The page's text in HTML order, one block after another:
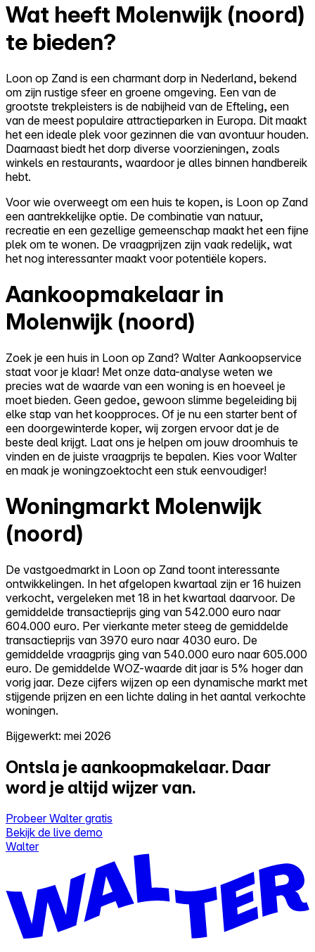
Wat heeft Molenwijk (noord)
te bieden?
Loon op Zand is een charmant dorp in Nederland, bekend
om zijn rustige sfeer en groene omgeving. Een van de
grootste trekpleisters is de nabijheid van de Efteling, een
van de meest populaire attractieparken in Europa. Dit maakt
het een ideale plek voor gezinnen die van avontuur houden.
Daarnaast biedt het dorp diverse voorzieningen, zoals
winkels en restaurants, waardoor je alles binnen handbereik
hebt.
Voor wie overweegt om een huis te kopen, is Loon op Zand
een aantrekkelijke optie. De combinatie van natuur,
recreatie en een gezellige gemeenschap maakt het een fijne
plek om te wonen. De vraagprijzen zijn vaak redelijk, wat
het nog interessanter maakt voor potentiële kopers.
Aankoopmakelaar in
Molenwijk (noord)
Zoek je een huis in Loon op Zand? Walter Aankoopservice
staat voor je klaar! Met onze data-analyse weten we
precies wat de waarde van een woning is en hoeveel je
moet bieden. Geen gedoe, gewoon slimme begeleiding bij
elke stap van het koopproces. Of je nu een starter bent of
een doorgewinterde koper, wij zorgen ervoor dat je de
beste deal krijgt. Laat ons je helpen om jouw droomhuis te
vinden en de juiste vraagprijs te bepalen. Kies voor Walter
en maak je woningzoektocht een stuk eenvoudiger!
Woningmarkt Molenwijk
(noord)
De vastgoedmarkt in Loon op Zand toont interessante
ontwikkelingen. In het afgelopen kwartaal zijn er 16 huizen
verkocht, vergeleken met 18 in het kwartaal daarvoor. De
gemiddelde transactieprijs ging van 542.000 euro naar
604.000 euro. Per vierkante meter steeg de gemiddelde
transactieprijs van 3970 euro naar 4030 euro. De
gemiddelde vraagprijs ging van 540.000 euro naar 605.000
euro. De gemiddelde WOZ-waarde dit jaar is 5% hoger dan
vorig jaar. Deze cijfers wijzen op een dynamische markt met
stijgende prijzen en een lichte daling in het aantal verkochte
woningen.
Bijgewerkt: mei 2026
Ontsla je aankoopmakelaar. Daar
word je altijd wijzer van.
Probeer Walter gratis
Bekijk de live demo
Walter